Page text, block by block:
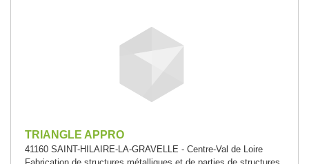
TRIANGLE APPRO
41160 SAINT-HILAIRE-LA-GRAVELLE - Centre-Val de Loire